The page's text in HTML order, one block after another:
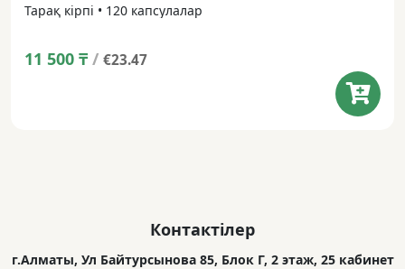
Тарақ кірпі • 120 капсулалар
11 500 ₸ / €23.47
Контактілер
г.Алматы, Ул Байтурсынова 85, Блок Г, 2 этаж, 25 кабинет